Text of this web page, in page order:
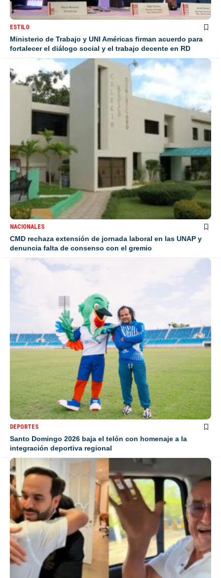
ESTILO
Ministerio de Trabajo y UNI Américas firman acuerdo para
fortalecer el diálogo social y el trabajo decente en RD
NACIONALES
CMD rechaza extensión de jornada laboral en las UNAP y
denuncia falta de consenso con el gremio
DEPORTES
Santo Domingo 2026 baja el telón con homenaje a la
integración deportiva regional